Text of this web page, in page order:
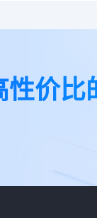
价比